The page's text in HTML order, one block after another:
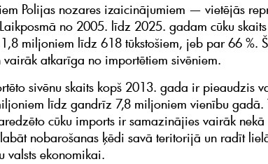
Polijas nozares izaicinājumiem — vietējās
no 2005. līdz 2025. gadam cūku
miljoniem līdz 618 tūkstošiem, jeb par 66 %.
vairāk atkarīga no importētiem sivēniem.
sivēnu skaits kopš 2013. gada ir pieaudzis
līdz gandrīz 7,8 miljoniem vienību gadā.
cūku imports ir samazinājies vairāk
nobarošanas ķēdi savā teritorijā un radīt
valsts ekonomikai.